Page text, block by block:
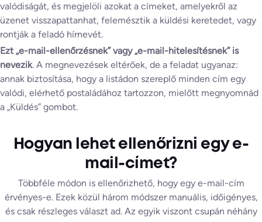
valódiságát, és megjelöli azokat a címeket, amelyekről az
üzenet visszapattanhat, felemésztik a küldési keretedet, vagy
rontják a feladó hírnevét.
Ezt „e-mail-ellenőrzésnek” vagy „e-mail-hitelesítésnek” is
nevezik. A megnevezések eltérőek, de a feladat ugyanaz:
annak biztosítása, hogy a listádon szereplő minden cím egy
valódi, elérhető postaládához tartozzon, mielőtt megnyomnád
a „Küldés” gombot.
Hogyan lehet ellenőrizni egy e-
mail-címet?
Többféle módon is ellenőrizhető, hogy egy e-mail-cím
érvényes-e. Ezek közül három módszer manuális, időigényes,
és csak részleges választ ad. Az egyik viszont csupán néhány